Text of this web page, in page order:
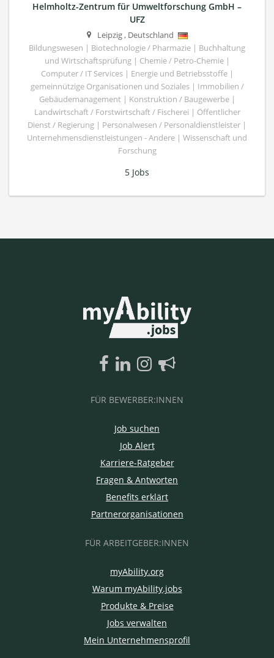
Helmholtz-Zentrum für Umweltforschung GmbH –
UFZ
Leipzig, Deutschland
Bildungswesen | Biotechnologie / Pharmazie | Buchhaltung
und Wirtschaftsprüfung | Chemie / Petro-Chemie |
Computer / IT Services | Energie und Betriebsstoffe |
gemeinnützige Organisationen und Soziales | Immobilien /
Gebäudemanagement | Konstruktion / Baugewerbe |
Landwirtschaft / Forstwirtschaft / Fischerei | Öffentlicher
Dienst / Regierung | Personalwesen / Personaldienstleister |
Unternehmensdienstleistungen - Andere | Wissenschaft und
Forschung
5 Jobs
FÜR BEWERBER:INNEN
Job suchen
Job Alert
Karriere-Ratgeber
Fragen & Antworten
Benefits erklärt
Partnerorganisationen
FÜR ARBEITGEBER:INNEN
myAbility.org
Warum myAbility.jobs
Produkte & Preise
Jobs verwalten
Mein Unternehmensprofil